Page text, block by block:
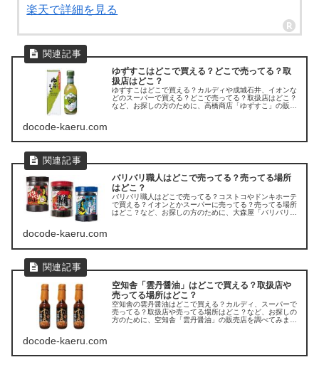
楽天で詳細を見る
ゆずすこはどこで買える？どこで売ってる？取
扱店はどこ？
ゆずすこはどこで買える？カルディや成城石井、イオンな
どのスーパーで買える？どこで売ってる？取扱店はどこ？
など、お探しの方のために、高橋商店「ゆずすこ」の販売
docode-kaeru.com
バリバリ職人はどこで売ってる？売ってる場所
はどこ？
バリバリ職人はどこで売ってる？コストコやドンキホーテ
で買える？イオンとかスーパーに売ってる？売ってる場所
はどこ？など、お探しの方のために、大森屋「バリバリ職
docode-kaeru.com
空知舎「雲丹醤油」はどこで買える？取扱店や
売ってる場所はどこ？
空知舎の雲丹醤油はどこで買える？カルディ、スーパーで
売ってる？取扱店や売ってる場所はどこ？など、お探しの
方のために、空知舎「雲丹醤油」の販売店を調べてみまし
docode-kaeru.com